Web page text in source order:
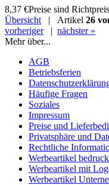
8,37 €Preise sind
Übersicht | Artikel 26
vorheriger| nächster »
Mehr über...
AGB
Betriebsferien
Häufige Fragen
Soziales
Impressum
Preise und
Privatsphäre und
Rechtliche
Werbeartikel
Werbeartikel mit
Werbeartikel